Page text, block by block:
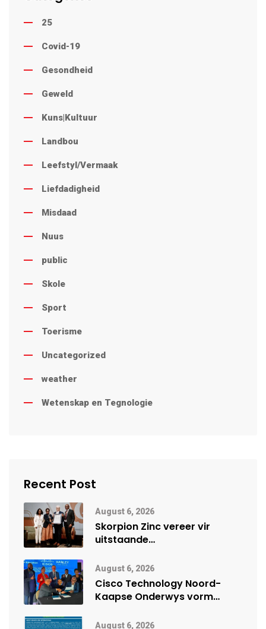
25
Covid-19
Gesondheid
Geweld
Kuns|Kultuur
Landbou
Leefstyl/Vermaak
Liefdadigheid
Misdaad
Nuus
public
Skole
Sport
Toerisme
Uncategorized
weather
Wetenskap en Tegnologie
Recent Post
August 6, 2026
Skorpion Zinc vereer vir
uitstaande
Namibië Mynbou Ekspo
August 6, 2026
Cisco Technology Noord-
Kaapse Onderwys vorm
vennootskap
August 6, 2026